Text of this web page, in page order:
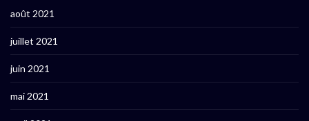
août 2021
juillet 2021
juin 2021
mai 2021